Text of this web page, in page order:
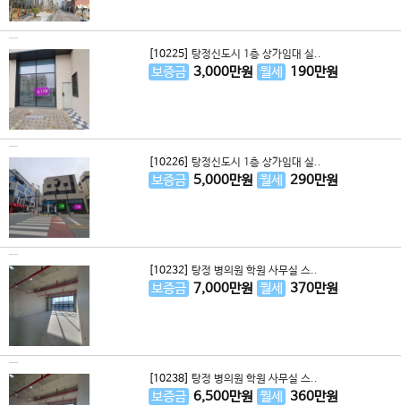
[10225] 탕정신도시 1층 상가임대 실..
보증금 3,000만원 월세 190만원
[10226] 탕정신도시 1층 상가임대 실..
보증금 5,000만원 월세 290만원
[10232] 탕정 병의원 학원 사무실 스..
보증금 7,000만원 월세 370만원
[10238] 탕정 병의원 학원 사무실 스..
보증금 6,500만원 월세 360만원